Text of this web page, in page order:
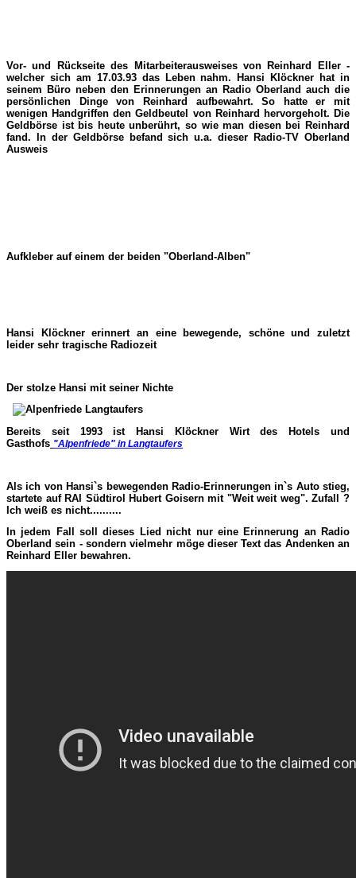
Vor- und Rückseite des Mitarbeiterausweises von Reinhard Eller -
welcher sich am 17.03.93 das Leben nahm. Hansi Klöckner hat in
seinem Büro neben den Erinnerungen an Radio Oberland auch die
persönlichen Dinge von Reinhard aufbewahrt. So hatte er mit
wenigen Handgriffen den Geldbeutel von Reinhard hervorgeholt. Die
Geldbörse ist bis heute unberührt, so wie man diesen bei Reinhard
fand. In der Geldbörse befand sich u.a. dieser Radio-TV Oberland
Ausweis
Aufkleber auf einem der beiden "Oberland-Alben"
Hansi Klöckner erinnert an eine bewegende, schöne und zuletzt
leider sehr tragische Radiozeit
Der stolze Hansi mit seiner Nichte
Bereits seit 1993 ist Hansi Klöckner Wirt des Hotels und
Gasthofs "Alpenfriede" in Langtaufers
Als ich von Hansi`s bewegenden Radio-Erinnerungen in`s Auto stieg,
startete auf RAI Südtirol Hubert Goisern mit "Weit weit weg". Zufall ?
Ich weiß es nicht..........
In jedem Fall soll dieses Lied nicht nur eine Erinnerung an Radio
Oberland sein - sondern vielmehr möge dieser Text das Andenken an
Reinhard Eller bewahren.